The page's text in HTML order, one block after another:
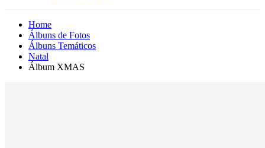
Home
Álbuns de Fotos
Álbuns Temáticos
Natal
Álbum XMAS